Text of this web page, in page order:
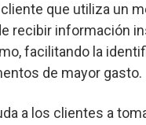
que utiliza un
recibir información
facilitando la
de mayor gasto.
a los clientes a